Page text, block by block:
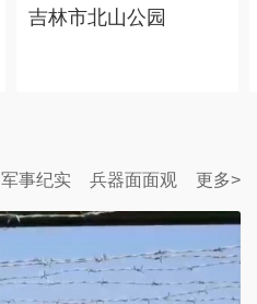
吉林市北山公园
军事纪实 兵器面面观 更多>